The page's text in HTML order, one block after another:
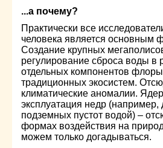
...а почему?
Практически все
человека является основным
Создание крупных
регулирование сброса воды в
отдельных компонентов
традиционных экосистем.
климатические аномалии.
эксплуатация недр
подземных пустот водой) –
формах воздействия на
можем только догадываться.